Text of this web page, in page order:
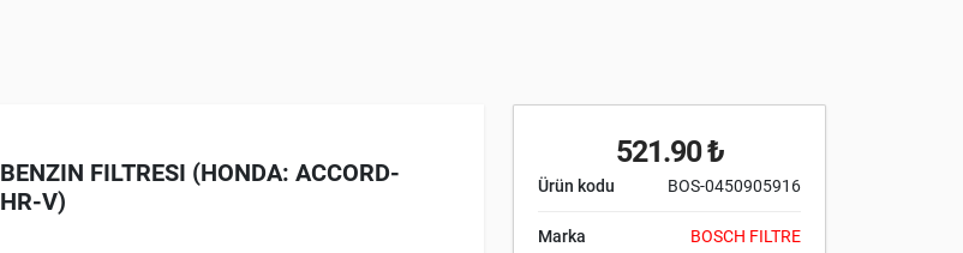
BENZIN FILTRESI (HONDA: ACCORD-
HR-V)
521.90 ₺
Ürün kodu BOS-0450905916
Marka BOSCH FILTRE